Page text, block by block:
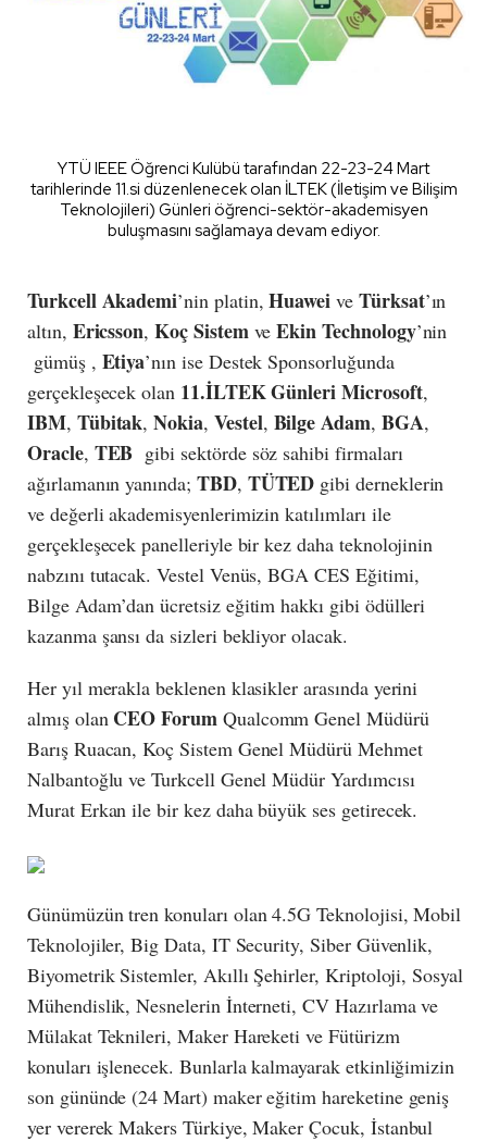
YTÜ IEEE Öğrenci Kulübü tarafından 22-23-24 Mart
tarihlerinde 11.si düzenlenecek olan İLTEK (İletişim ve Bilişim
Teknolojileri) Günleri öğrenci-sektör-akademisyen
buluşmasını sağlamaya devam ediyor.
Turkcell Akademi’nin platin,Huawei ve Türksat’ın
altın, Ericsson,Koç SistemveEkin Technology’nin
gümüş , Etiya’nın ise Destek Sponsorluğunda
gerçekleşecek olan 11.İLTEK Günleri Microsoft,
IBM, Tübitak,Nokia, Vestel, Bilge Adam, BGA,
Oracle, TEB gibi sektörde söz sahibi firmaları
ağırlamanın yanında; TBD, TÜTED gibi derneklerin
ve değerli akademisyenlerimizin katılımları ile
gerçekleşecek panelleriyle bir kez daha teknolojinin
nabzını tutacak. Vestel Venüs, BGA CES Eğitimi,
Bilge Adam’dan ücretsiz eğitim hakkı gibi ödülleri
kazanma şansı da sizleri bekliyor olacak.
Her yıl merakla beklenen klasikler arasında yerini
almış olan CEO ForumQualcomm Genel Müdürü
Barış Ruacan, Koç Sistem Genel Müdürü Mehmet
Nalbantoğlu ve Turkcell Genel Müdür Yardımcısı
Murat Erkan ile bir kez daha büyük ses getirecek.
Günümüzün tren konuları olan 4.5G Teknolojisi, Mobil
Teknolojiler, Big Data, IT Security, Siber Güvenlik,
Biyometrik Sistemler, Akıllı Şehirler, Kriptoloji, Sosyal
Mühendislik, Nesnelerin İnterneti, CV Hazırlama ve
Mülakat Teknileri, Maker Hareketi ve Fütürizm
konuları işlenecek. Bunlarla kalmayarak etkinliğimizin
son gününde (24 Mart) maker eğitim hareketine geniş
yer vererek Makers Türkiye, Maker Çocuk, İstanbul